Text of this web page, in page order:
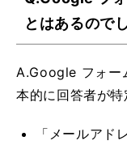
とはあるので
A.Google フォー
本的に回答者が特
「メールアド